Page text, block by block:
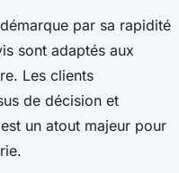
par sa rapidité
sont adaptés aux
Les clients
de décision et
un atout majeur pour